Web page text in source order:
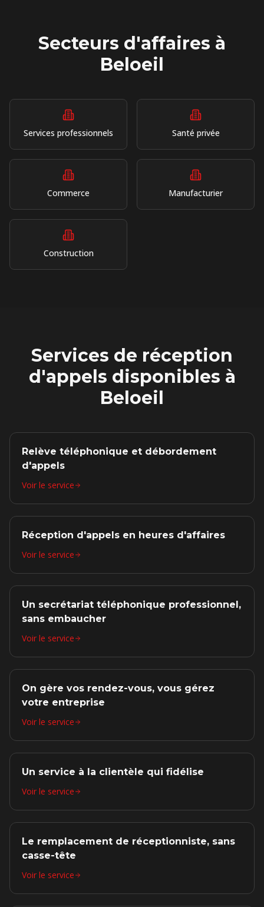
Secteurs d'affaires à
Beloeil
Services professionnels Santé privée
Commerce Manufacturier
Construction
Services de réception
d'appels disponibles à
Beloeil
Relève téléphonique et débordement
d'appels
Voir le service
Réception d'appels en heures d'affaires
Voir le service
Un secrétariat téléphonique professionnel,
sans embaucher
Voir le service
On gère vos rendez-vous, vous gérez
votre entreprise
Voir le service
Un service à la clientèle qui fidélise
Voir le service
Le remplacement de réceptionniste, sans
casse-tête
Voir le service